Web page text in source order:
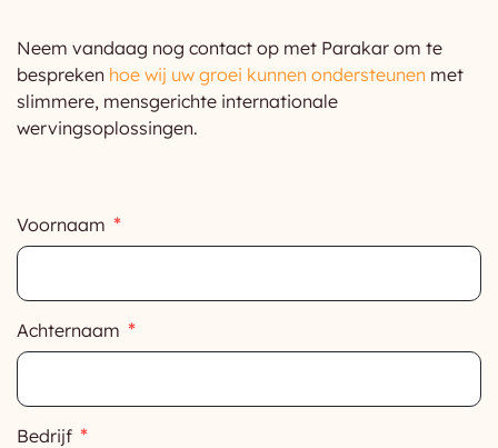
Neem vandaag nog contact op met Parakar om te
bespreken hoe wij uw groei kunnen ondersteunen met
slimmere, mensgerichte internationale
wervingsoplossingen.
Voornaam
Achternaam
Bedrijf